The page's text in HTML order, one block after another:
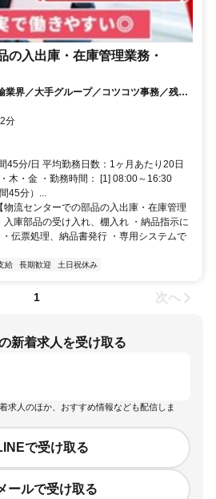
の入出庫・在庫管理業務・
業界／大手グループ／コツコツ事務／残業
分
45分/日 平均勤務日数：1ヶ月あたり20日
木・金 ・勤務時間： [1] 08:00～16:30
45分）...
流センターでの部品の入出庫・在庫管理
庫部品の受け入れ、棚入れ ・納品指示に
伝票処理、納品書発行 ・専用システムで
給 長期歓迎 土日祝休み
1 次へ
新着求人を受け取る
求人のほか、おすすめ情報なども配信しま
で受け取る
ールで受け取る